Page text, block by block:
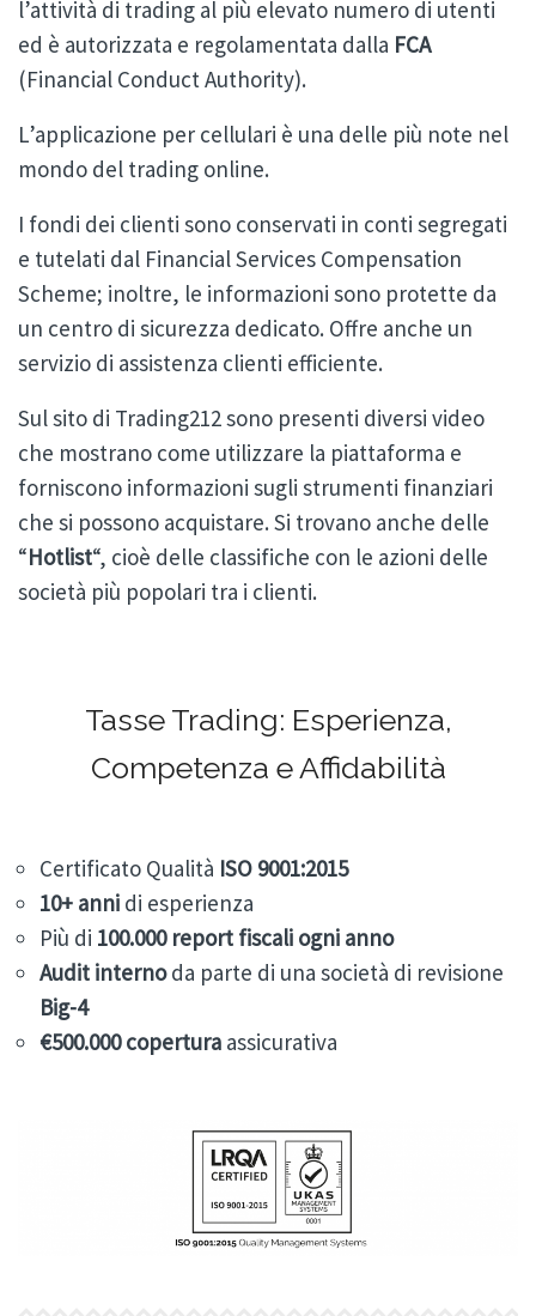
l’attività di trading al più elevato numero di utenti
ed è autorizzata e regolamentata dalla FCA
(Financial Conduct Authority).
L’applicazione per cellulari è una delle più note nel
mondo del trading online.
I fondi dei clienti sono conservati in conti segregati
e tutelati dal Financial Services Compensation
Scheme; inoltre, le informazioni sono protette da
un centro di sicurezza dedicato. Offre anche un
servizio di assistenza clienti efficiente.
Sul sito di Trading212 sono presenti diversi video
che mostrano come utilizzare la piattaforma e
forniscono informazioni sugli strumenti finanziari
che si possono acquistare. Si trovano anche delle
“Hotlist“, cioè delle classifiche con le azioni delle
società più popolari tra i clienti.
Tasse Trading: Esperienza,
Competenza e Affidabilità
Certificato Qualità ISO 9001:2015
10+ anni di esperienza
Più di 100.000report fiscali ogni anno
Audit internoda parte di una società di revisione
Big-4
€500.000 copertura assicurativa